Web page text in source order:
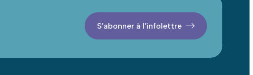
S’abonner à l’infolettre